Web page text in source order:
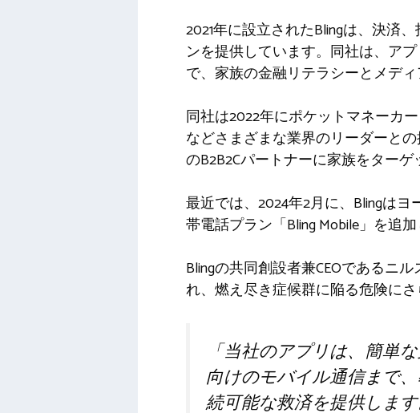
2021年に設立されたBlingは、決済
ンを提供しています。同社は、ア
で、家族の金融リテラシーとメデ
同社は2022年にポケットマネーカ
などさまざまな業界のリーダーと
のB2B2Cパートナーに家族をター
最近では、2024年2月に、Blingは
帯電話プラン「Bling Mobile」を追加
Blingの共同創設者兼CEOであるニ
れ、燃え尽き症候群に陥る危険にさ
「当社のアプリは、簡単
向けのモバイル通信まで
続可能な救済を提供します